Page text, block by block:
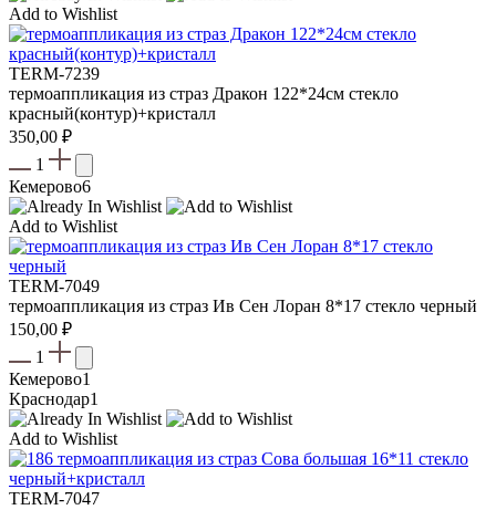
Add to Wishlist
TERM-7239
термоаппликация из страз Дракон 122*24см стекло
красный(контур)+кристалл
350,00 ₽
1
Кемерово6
Add to Wishlist
TERM-7049
термоаппликация из страз Ив Сен Лоран 8*17 стекло черный
150,00 ₽
1
Кемерово1
Краснодар1
Add to Wishlist
TERM-7047